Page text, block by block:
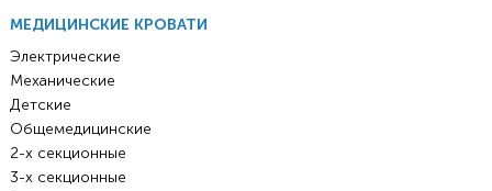
МЕДИЦИНСКИЕ КРОВАТИ
Электрические
Механические
Детские
Общемедицинские
2-х секционные
3-х секционные